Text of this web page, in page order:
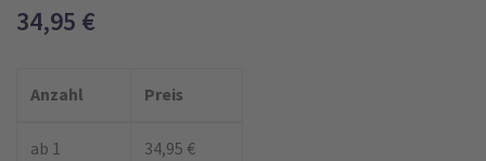
34,95 €
Anzahl Preis
ab 1 34,95 €